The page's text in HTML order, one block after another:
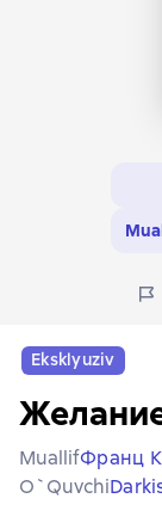
Eksklyuziv
MuallifФранц
O`quvchi